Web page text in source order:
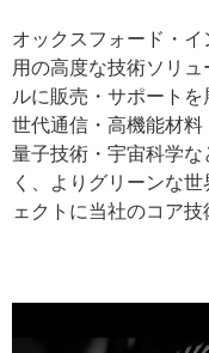
オックスフォード・
用の高度な技術ソリ
ルに販売・サポート
世代通信・高機能材料
量子技術・宇宙科学
く、よりグリーンな
ェクトに当社のコア技